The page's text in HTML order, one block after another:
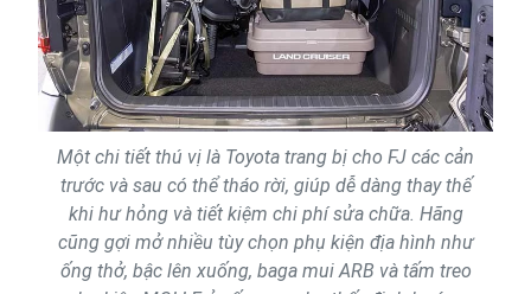
Một chi tiết thú vị là Toyota trang bị cho FJ các cản
trước và sau có thể tháo rời, giúp dễ dàng thay thế
khi hư hỏng và tiết kiệm chi phí sửa chữa. Hãng
cũng gợi mở nhiều tùy chọn phụ kiện địa hình như
ống thở, bậc lên xuống, baga mui ARB và tấm treo